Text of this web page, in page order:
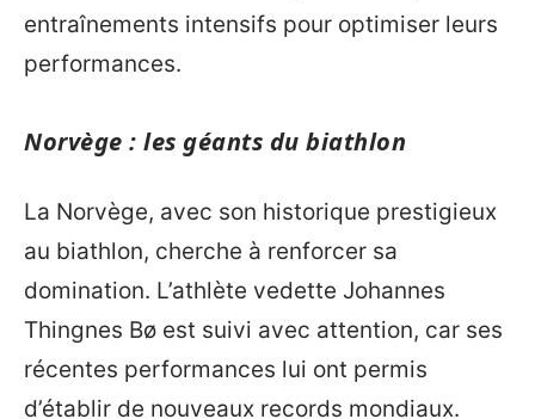
entraînements intensifs pour optimiser leurs
performances.
Norvège : les géants du biathlon
La Norvège, avec son historique prestigieux
au biathlon, cherche à renforcer sa
domination. L’athlète vedette Johannes
Thingnes Bø est suivi avec attention, car ses
récentes performances lui ont permis
d’établir de nouveaux records mondiaux.